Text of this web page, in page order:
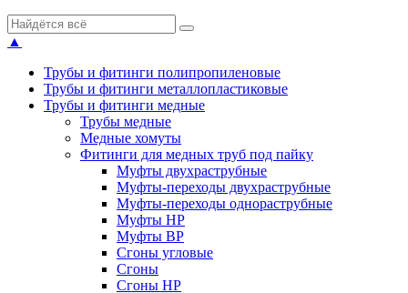
▲
Трубы и фитинги полипропиленовые
Трубы и фитинги металлопластиковые
Трубы и фитинги медные
Трубы медные
Mедные хомуты
Фитинги для медных труб под пайку
Муфты двухраструбные
Муфты-переходы двухраструбные
Муфты-переходы однораструбные
Муфты НР
Муфты ВР
Сгоны угловые
Сгоны
Сгоны НР